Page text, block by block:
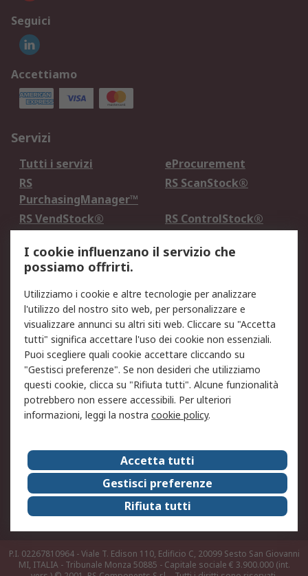
Seguici
Accettiamo
Servizi
Tutti i servizi
eProcurement
RS
PurchasingManager™
RS ScanStock®
RS VendStock®
RS ControlStock®
Legale
Informativa Cookie
Informativa Privacy -
Aggiornata
Email Security
Termini d'uso
Condizioni di vendita
Condizioni generali di
servizio
Etica e responsabilità
Chi Siamo
Chi Siamo
Contattaci
Supporto
ESG
Carriere
RS Group
Press Centre
Discovery: il Blog di RS
P.I. 02267810964 - Viale T. Edison 110, Edificio C, 20099 Sesto San Giovanni
MI, ITALIA - Tribunale Monza 50885 - Capitale sociale € 3.900.000 (int.
I cookie influenzano il servizio che
possiamo offrirti.
Utilizziamo i cookie e altre tecnologie per analizzare
l'utilizzo del nostro sito web, per personalizzare e
visualizzare annunci su altri siti web. Cliccare su "Accetta
tutti" significa accettare l'uso dei cookie non essenziali.
Puoi scegliere quali cookie accettare cliccando su
"Gestisci preferenze". Se non desideri che utilizziamo
questi cookie, clicca su "Rifiuta tutti". Alcune funzionalità
potrebbero non essere accessibili. Per ulteriori
informazioni, leggi la nostra cookie policy.
Accetta tutti
Gestisci preferenze
Rifiuta tutti